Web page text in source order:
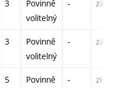
3
Povinně
volitelný
- zá
3
Povinně
volitelný
- zá
5
Povinně
- zk